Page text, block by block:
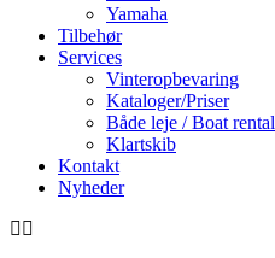
Yamaha
Tilbehør
Services
Vinteropbevaring
Kataloger/Priser
Både leje / Boat rental
Klartskib
Kontakt
Nyheder